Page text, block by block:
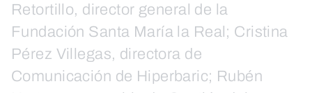
Retortillo, director general de la
Fundación Santa María la Real; Cristina
Pérez Villegas, directora de
Comunicación de Hiperbaric; Rubén